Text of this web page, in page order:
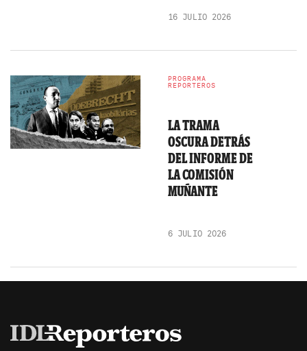
16 JULIO 2026
PROGRAMA
REPORTEROS
LA TRAMA
OSCURA DETRÁS
DEL INFORME DE
LA COMISIÓN
MUÑANTE
6 JULIO 2026